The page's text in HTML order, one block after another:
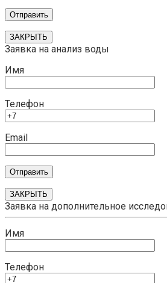
ЗАКРЫТЬ
Заявка на анализ воды
Имя
Телефон
Email
ЗАКРЫТЬ
Заявка на дополнительное
Имя
Телефон